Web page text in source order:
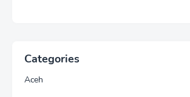
Categories
Aceh